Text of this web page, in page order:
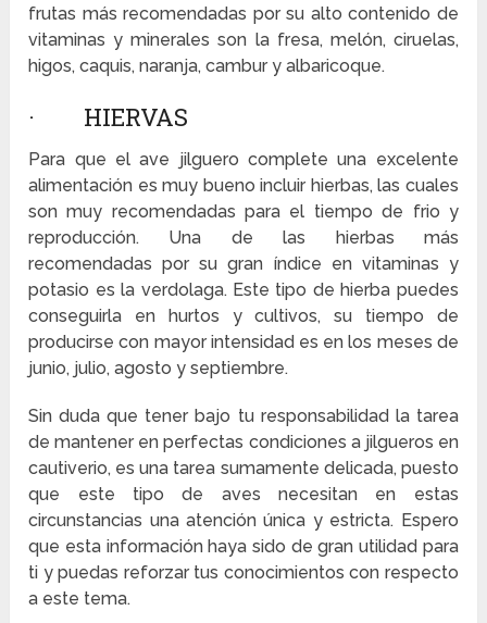
frutas más recomendadas por su alto contenido de
vitaminas y minerales son la fresa, melón, ciruelas,
higos, caquis, naranja, cambur y albaricoque.
· HIERVAS
Para que el ave jilguero complete una excelente
alimentación es muy bueno incluir hierbas, las cuales
son muy recomendadas para el tiempo de frio y
reproducción. Una de las hierbas más
recomendadas por su gran índice en vitaminas y
potasio es la verdolaga. Este tipo de hierba puedes
conseguirla en hurtos y cultivos, su tiempo de
producirse con mayor intensidad es en los meses de
junio, julio, agosto y septiembre.
Sin duda que tener bajo tu responsabilidad la tarea
de mantener en perfectas condiciones a jilgueros en
cautiverio, es una tarea sumamente delicada, puesto
que este tipo de aves necesitan en estas
circunstancias una atención única y estricta. Espero
que esta información haya sido de gran utilidad para
ti y puedas reforzar tus conocimientos con respecto
a este tema.